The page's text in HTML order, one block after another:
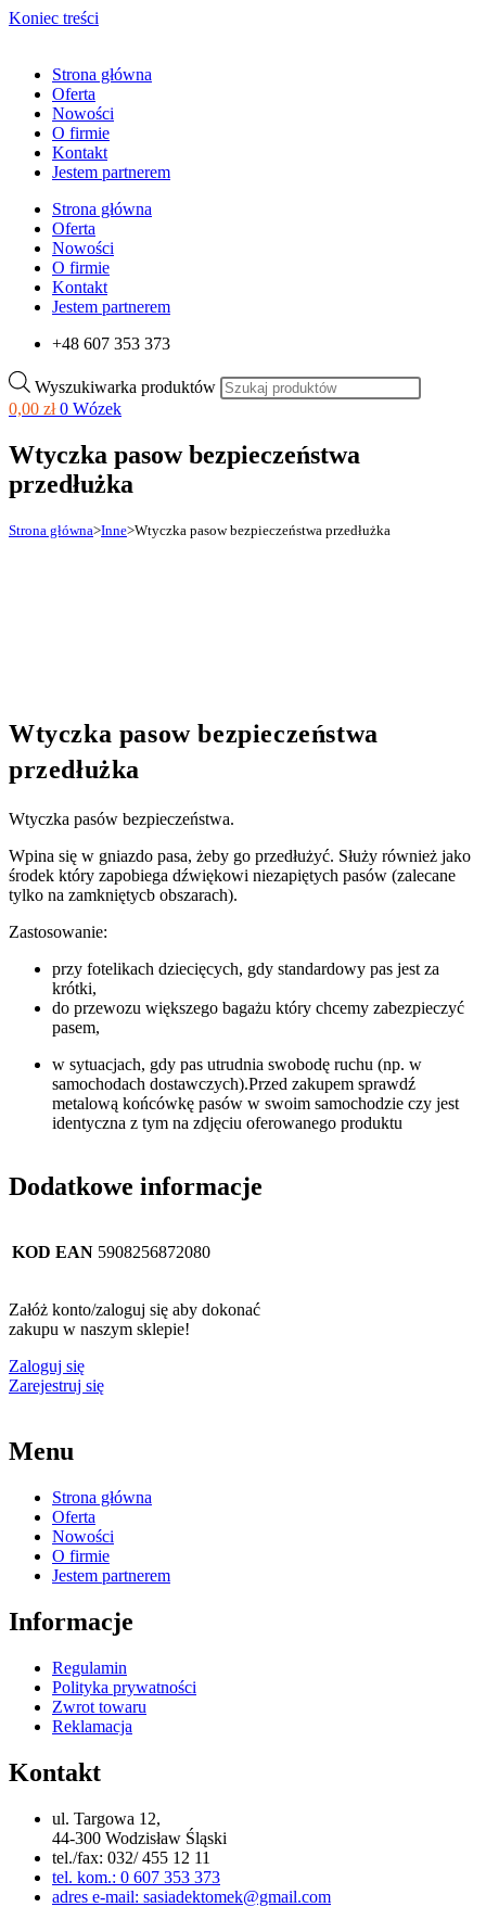
Koniec treści
Strona główna
Oferta
Nowości
O firmie
Kontakt
Jestem partnerem
Strona główna
Oferta
Nowości
O firmie
Kontakt
Jestem partnerem
+48 607 353 373
Wyszukiwarka produktów
0,00 zł 0 Wózek
Wtyczka pasow bezpieczeństwa
przedłużka
Strona główna>Inne>Wtyczka pasow bezpieczeństwa przedłużka
Wtyczka pasow bezpieczeństwa
przedłużka
Wtyczka pasów bezpieczeństwa.
Wpina się w gniazdo pasa, żeby go przedłużyć. Służy również jako
środek który zapobiega dźwiękowi niezapiętych pasów (zalecane
tylko na zamkniętycb obszarach).
Zastosowanie:
przy fotelikach dziecięcych, gdy standardowy pas jest za
krótki,
do przewozu większego bagażu który chcemy zabezpieczyć
pasem,
w sytuacjach, gdy pas utrudnia swobodę ruchu (np. w
samochodach dostawczych).Przed zakupem sprawdź
metalową końcówkę pasów w swoim samochodzie czy jest
identyczna z tym na zdjęciu oferowanego produktu
Dodatkowe informacje
KOD EAN 5908256872080
Załóż konto/zaloguj się aby dokonać
zakupu w naszym sklepie!
Zaloguj się
Zarejestruj się
Menu
Strona główna
Oferta
Nowości
O firmie
Jestem partnerem
Informacje
Regulamin
Polityka prywatności
Zwrot towaru
Reklamacja
Kontakt
ul. Targowa 12,
44-300 Wodzisław Śląski
tel./fax: 032/ 455 12 11
tel. kom.: 0 607 353 373
adres e-mail: sasiadektomek@gmail.com